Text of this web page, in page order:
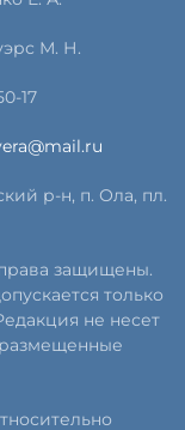
М. Н.
17
р-н, п. Ола, пл.
защищены.
только
не несет
размещенные